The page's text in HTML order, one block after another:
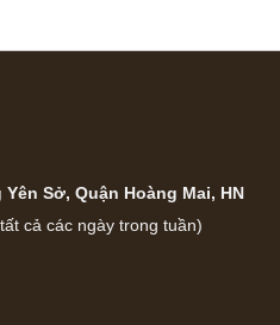
Sở, Quận Hoàng Mai, HN
cả các ngày trong tuần)